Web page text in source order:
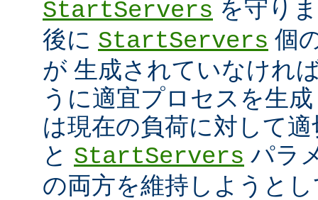
StartServers を守り
後に StartServers 個
が 生成されていなけれ
うに適宜プロセスを生
は現在の負荷に対して
と StartServers パラ
の両方を維持しようと